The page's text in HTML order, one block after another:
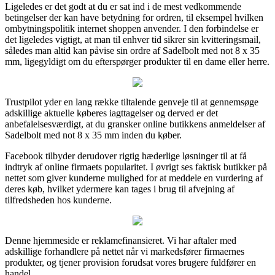
Ligeledes er det godt at du er sat ind i de mest vedkommende
betingelser der kan have betydning for ordren, til eksempel hvilken
ombytningspolitik internet shoppen anvender. I den forbindelse er
det ligeledes vigtigt, at man til enhver tid sikrer sin kvitteringsmail,
således man altid kan påvise sin ordre af Sadelbolt med not 8 x 35
mm, ligegyldigt om du efterspørger produkter til en dame eller herre.
Trustpilot yder en lang række tiltalende genveje til at gennemsøge
adskillige aktuelle køberes iagttagelser og derved er det
anbefalelsesværdigt, at du gransker online butikkens anmeldelser af
Sadelbolt med not 8 x 35 mm inden du køber.
Facebook tilbyder derudover rigtig hæderlige løsninger til at få
indtryk af online firmaets popularitet. I øvrigt ses faktisk butikker på
nettet som giver kunderne mulighed for at meddele en vurdering af
deres køb, hvilket ydermere kan tages i brug til afvejning af
tilfredsheden hos kunderne.
Denne hjemmeside er reklamefinansieret. Vi har aftaler med
adskillige forhandlere på nettet når vi markedsfører firmaernes
produkter, og tjener provision forudsat vores brugere fuldfører en